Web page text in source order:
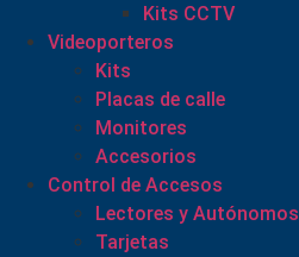
Kits CCTV
Videoporteros
Kits
Placas de calle
Monitores
Accesorios
Control de Accesos
Lectores y Autónomos
Tarjetas